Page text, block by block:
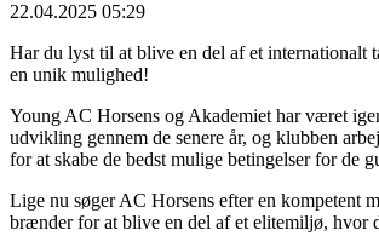
22.04.2025 05:29
Har du lyst til at blive en del af et internationalt
en unik mulighed!
Young AC Horsens og Akademiet har været
udvikling gennem de senere år, og klubben
for at skabe de bedst mulige betingelser for de
Lige nu søger AC Horsens efter en kompetent
brænder for at blive en del af et elitemiljø, hvor